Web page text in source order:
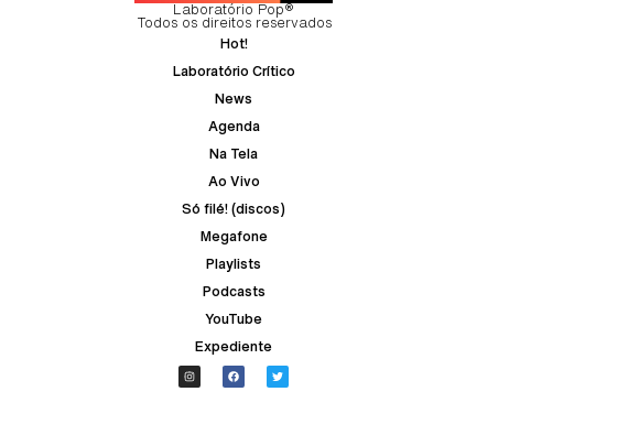
Laboratório Pop®
Todos os direitos reservados
Hot!
Laboratório Crítico
News
Agenda
Na Tela
Ao Vivo
Só filé! (discos)
Megafone
Playlists
Podcasts
YouTube
Expediente